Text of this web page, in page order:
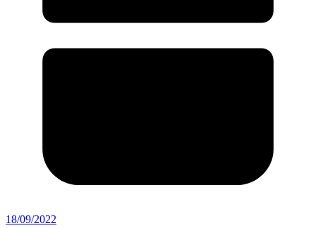
18/09/2022